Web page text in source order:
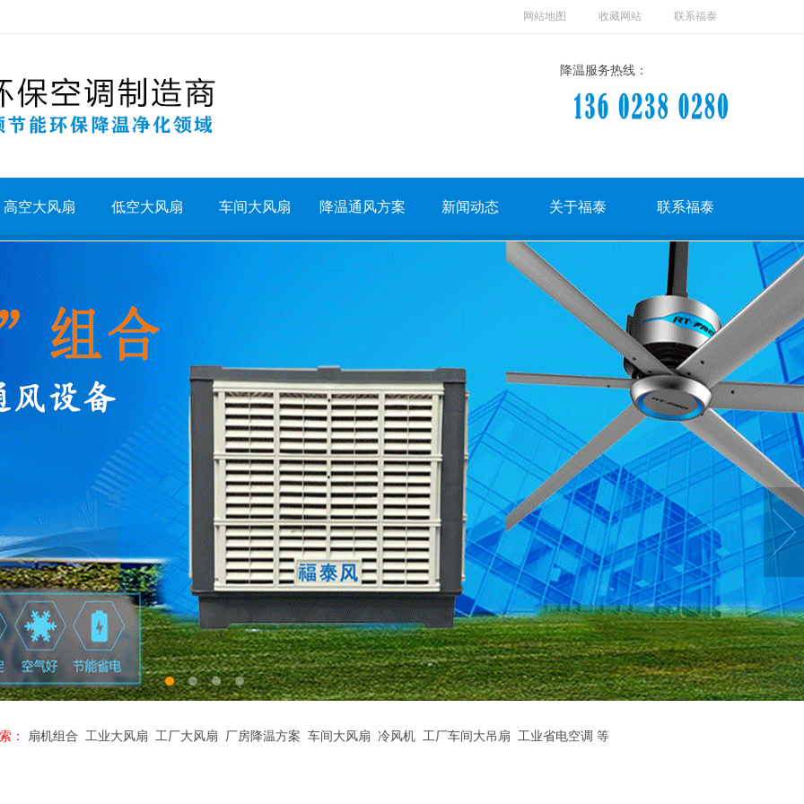
网站地图 收藏网站 联系福泰
降温服务热线：
高空大风扇 低空大风扇 车间大风扇 降温通风方案 新闻动态 关于福泰 联系福泰
： 扇机组合 工业大风扇 工厂大风扇 厂房降温方案 车间大风扇 冷风机 工厂车间大吊扇 工业省电空调 等